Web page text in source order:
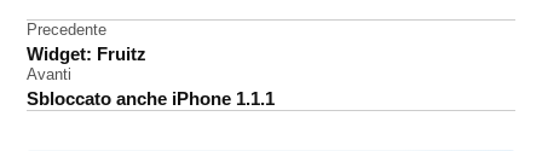
iPod
Navigazione
articoli
Precedente
Widget: Fruitz
Avanti
Sbloccato anche iPhone 1.1.1